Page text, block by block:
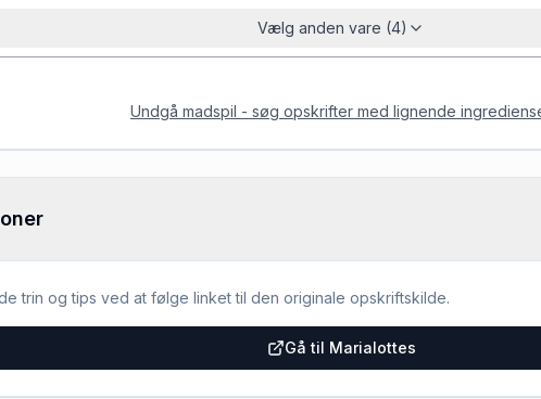
Vælg anden vare (4)
Undgå madspil - søg opskrifter med lignende
trin og tips ved at følge linket til den originale opskriftskilde.
Gå til Marialottes